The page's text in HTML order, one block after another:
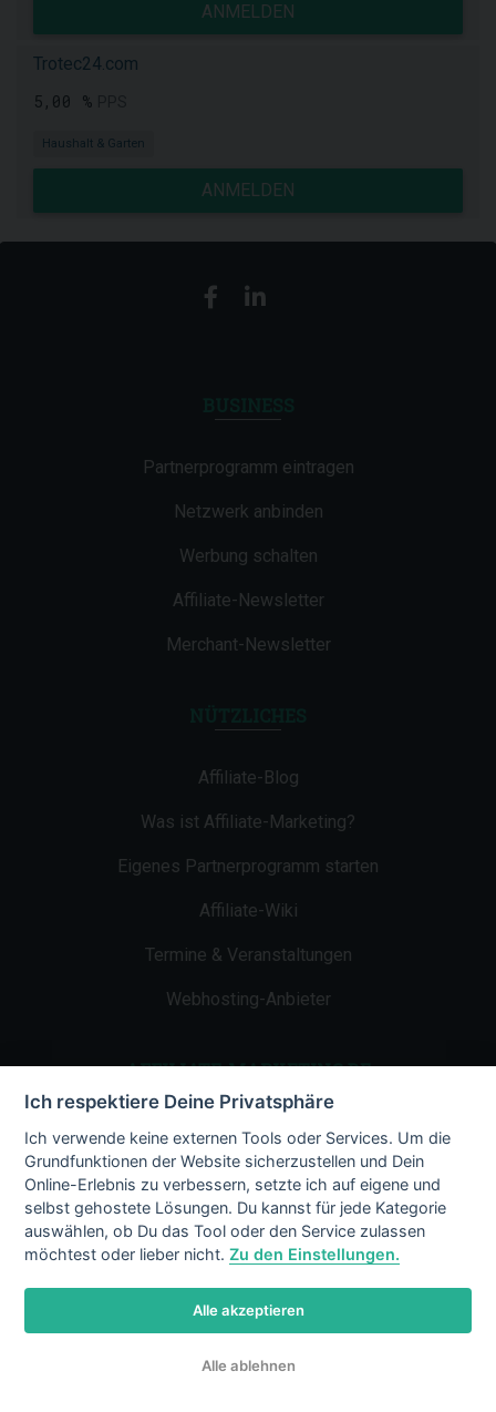
ANMELDEN
Trotec24.com
5,00 %
Haushalt & Garten
ANMELDEN
Partnerprogramm eintragen
Netzwerk anbinden
Werbung schalten
Affiliate-Newsletter
Merchant-Newsletter
Affiliate-Blog
Was ist Affiliate-Marketing?
Eigenes Partnerprogramm starten
Affiliate-Wiki
Termine & Veranstaltungen
Webhosting-Anbieter
AFFILIATE-MARKETING.DE
Impressum
Kontakt
Datenschutz
Marketing.de/ LiMBo v2.8
Ich respektiere Deine Privatsphäre
Ich verwende keine externen Tools oder Services. Um die
Grundfunktionen der Website sicherzustellen und Dein
Online-Erlebnis zu verbessern, setzte ich auf eigene und
selbst gehostete Lösungen. Du kannst für jede Kategorie
auswählen, ob Du das Tool oder den Service zulassen
möchtest oder lieber nicht.Zu den Einstellungen.
Alle akzeptieren
Alle ablehnen